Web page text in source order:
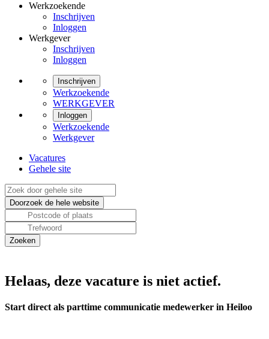
Werkzoekende
Inschrijven
Inloggen
Werkgever
Inschrijven
Inloggen
Inschrijven
Werkzoekende
WERKGEVER
Inloggen
Werkzoekende
Werkgever
Vacatures
Gehele site
Helaas, deze vacature is niet actief.
Start direct als parttime communicatie medewerker in Heiloo